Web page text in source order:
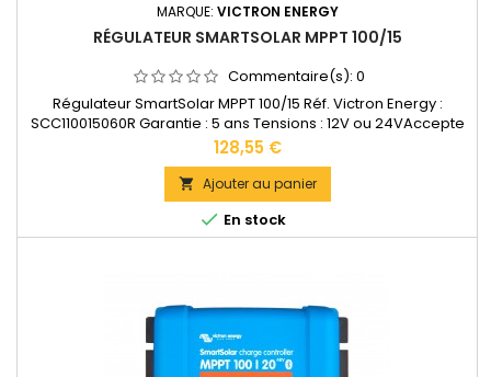
MARQUE: VICTRON ENERGY
RÉGULATEUR SMARTSOLAR MPPT 100/15
Commentaire(s): 0
Régulateur SmartSolar MPPT 100/15 Réf. Victron Energy :
SCC110015060R Garantie : 5 ans Tensions : 12V ou 24VAccepte
en 12V jusqu'à 220W de panneaux solaires. Accepte en 24V
jusqu'à 440W de panneaux solaires.Bornes de puissance: 6
mm2 Dimensions : 100 x 113 x 50 mm Poids : 0,6kg
Documentation technique disponible dans les "DOCUMENTS...
Prix
128,55 €
 Ajouter au panier
 En stock